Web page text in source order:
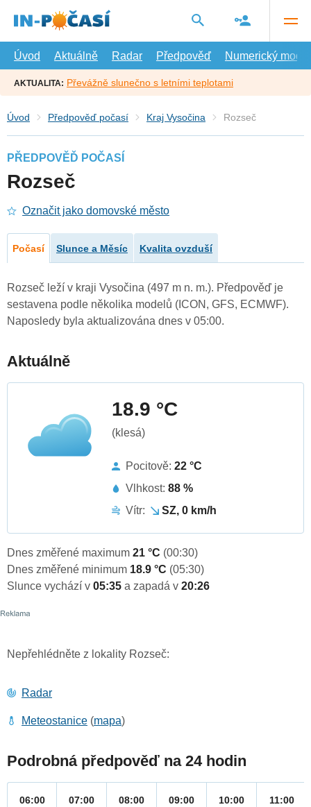
hlavní
Úvod
Aktuálně Radar Předpověď Numerický model
AKTUALITA: Převážně slunečno s letními teplotami
Úvod Předpověď počasí Kraj Vysočina Rozseč
PŘEDPOVĚĎ POČASÍ
Rozseč
Označit jako domovské město
Počasí Slunce a Měsíc Kvalita ovzduší
Rozseč leží v kraji Vysočina (497 m n. m.). Předpověď je
sestavena podle několika modelů (ICON, GFS, ECMWF).
Naposledy byla aktualizována dnes v 05:00.
Aktuálně
18.9 °C
(klesá)
Pocitově: 22 °C
Vlhkost: 88 %
Vítr:
SZ, 0 km/h
Dnes změřené maximum 21 °C (00:30)
Dnes změřené minimum 18.9 °C (05:30)
Slunce vychází v 05:35 a zapadá v 20:26
Nepřehlédněte z lokality Rozseč:
Radar
Meteostanice (mapa)
Podrobná předpověď na 24 hodin
06:00 07:00 08:00 09:00 10:00 11:00